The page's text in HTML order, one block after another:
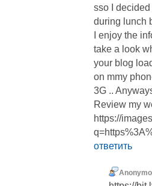
sso I
during lunch
I enjoy the
take a look
your blog
on mmy
3G ..
Review my
https://
ответить